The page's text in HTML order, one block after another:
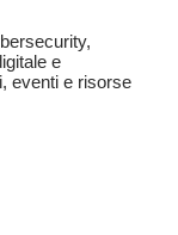
e
eventi e risorse